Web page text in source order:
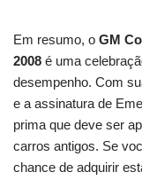
Em resumo, o GM
2008 é uma
desempenho. Com
e a assinatura de
prima que deve ser
carros antigos. Se
chance de adquirir